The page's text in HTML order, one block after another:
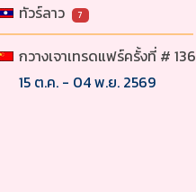
ทัวร์ลาว 7
กวางเจาเทรดแฟร์ครั้งที่ # 136
15 ต.ค. - 04 พ.ย. 2569